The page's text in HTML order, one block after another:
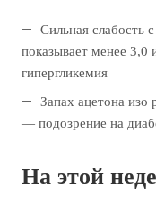
Сильная слабость
показывает менее 3,0
гипергликемия
Запах ацетона изо
— подозрение на
На этой